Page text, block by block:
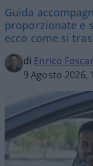
Guida
proporzionate e
ecco come si
di Enrico
9 Agosto 2026,